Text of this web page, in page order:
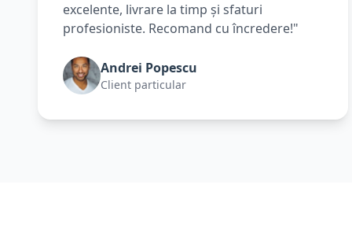
excelente, livrare la timp și sfaturi
profesioniste. Recomand cu încredere!"
Andrei Popescu
Client particular